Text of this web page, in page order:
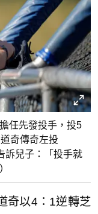
任先發投手，投5
奇傳奇左投
訴兒子：「投手就
奇以4：1逆轉芝